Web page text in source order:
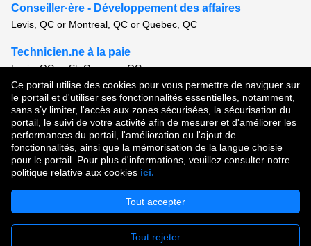
Ce portail utilise des cookies pour vous permettre de naviguer sur
le portail et d'utiliser ses fonctionnalités essentielles, notamment,
sans s’y limiter, l'accès aux zones sécurisées, la sécurisation du
portail, le suivi de votre activité afin de mesurer et d'améliorer les
performances du portail, l'amélioration ou l'ajout de
fonctionnalités, ainsi que la mémorisation de la langue choisie
pour le portail. Pour plus d'informations, veuillez consulter notre
politique relative aux cookies ici.
Tout accepter
Tout rejeter
Conseiller·ère - Développement des affaires
Levis, QC or Montreal, QC or Quebec, QC
Technicien.ne à la paie
Levis, QC or St. Georges, QC
Voir tous les postes semblables
Droit d'auteur © 2026
Conditions d'utilisation | Politique de confidentialité